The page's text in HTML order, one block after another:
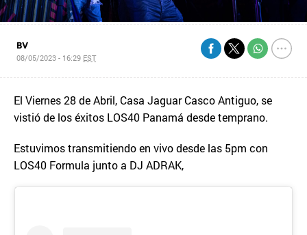
BV
08/05/2023 - 16:29 EST
El Viernes 28 de Abril, Casa Jaguar Casco Antiguo, se
vistió de los éxitos LOS40 Panamá desde temprano.
Estuvimos transmitiendo en vivo desde las 5pm con
LOS40 Formula junto a DJ ADRAK,